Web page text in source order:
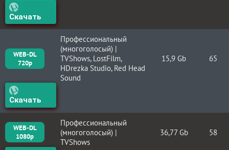
Скачать
WEB-DL
720p
Профессиональный
(многоголосый) |
TVShows, LostFilm,
HDrezka Studio, Red Head
Sound
15,9 Gb 65
Скачать
WEB-DL
1080p
Профессиональный
(многоголосый) |
TVShows
36,77 Gb 58